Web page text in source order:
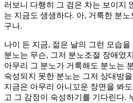
러보니 다행히 그 검은 차는 보이지
는 지금도 생생하다. 아, 거룩한 분노
구나.
나이 든 지금, 젊은 날의 그런 모습을
분노는 무슨, 그저 분노조절 장애였
아무리 그 분노가 거룩해도 분노는
숙성되지 못한 분노는 그저 상대방
지금은 아무리 아니꼬운 장면을 봐
고 그 감정이 숙성하기를 기다린다.